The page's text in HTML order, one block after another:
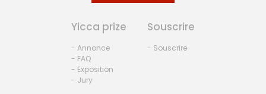
Yicca prize
- Annonce
- FAQ
- Exposition
- Jury
Souscrire
- Souscrire